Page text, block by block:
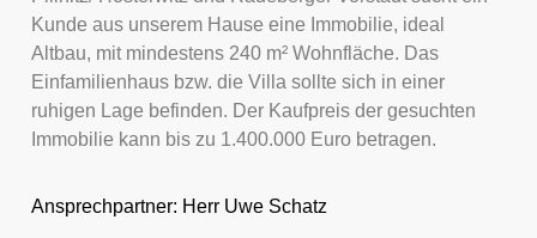
Kunde aus unserem Hause eine Immobilie, ideal
Altbau, mit mindestens 240 m² Wohnfläche. Das
Einfamilienhaus bzw. die Villa sollte sich in einer
ruhigen Lage befinden. Der Kaufpreis der gesuchten
Immobilie kann bis zu 1.400.000 Euro betragen.
Ansprechpartner: Herr Uwe Schatz